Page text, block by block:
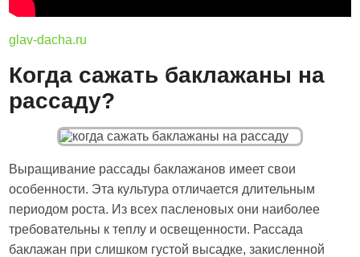
glav-dacha.ru
Когда сажать баклажаны на
рассаду?
Выращивание рассады баклажанов имеет свои
особенности. Эта культура отличается длительным
периодом роста. Из всех пасленовых они наиболее
требовательны к теплу и освещенности. Рассада
баклажан при слишком густой высадке, закисленной